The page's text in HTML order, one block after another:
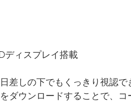
ディスプレイ搭載
差しの下でもくっきり視認
ダウンロードすることで、